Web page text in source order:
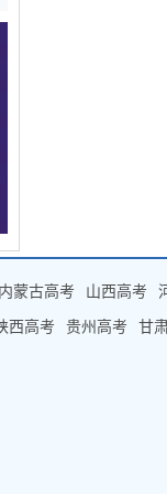
蒙古高考 山西高考
西高考 贵州高考 甘